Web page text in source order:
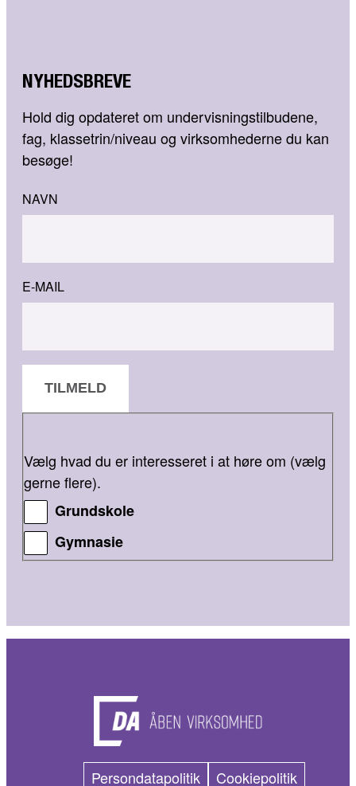
NYHEDSBREVE
Hold dig opdateret om undervisningstilbudene,
fag, klassetrin/niveau og virksomhederne du kan
besøge!
NAVN
E-MAIL
TILMELD
Vælg hvad du er interesseret i at høre om (vælg
gerne flere).
Grundskole
Gymnasie
Persondatapolitik Cookiepolitik